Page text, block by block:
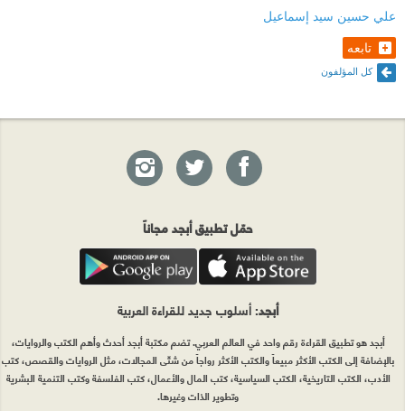
علي حسين سيد إسماعيل
تابعه
كل المؤلفون
حمّل تطبيق أبجد مجاناً
أبجد: أسلوب جديد للقراءة العربية
أبجد هو تطبيق القراءة رقم واحد في العالم العربي. تضم مكتبة أبجد أحدث وأهم الكتب والروايات،
بالإضافة إلى الكتب الأكثر مبيعاً والكتب الأكثر رواجاً من شتّى المجالات، مثل الروايات والقصص، كتب
الأدب، الكتب التاريخية، الكتب السياسية، كتب المال والأعمال، كتب الفلسفة وكتب التنمية البشرية
وتطوير الذات وغيرها.